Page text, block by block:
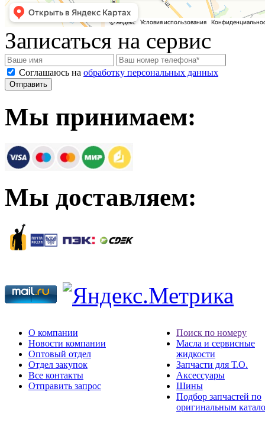
Записаться на сервис
Соглашаюсь на обработку персональных данных
Мы принимаем:
Мы доставляем:
О компании
Новости компании
Оптовый отдел
Отдел закупок
Все контакты
Отправить запрос
Поиск по номеру
Масла и сервисные
жидкости
Запчасти для Т.О.
Аксессуары
Шины
Подбор запчастей по
оригинальным